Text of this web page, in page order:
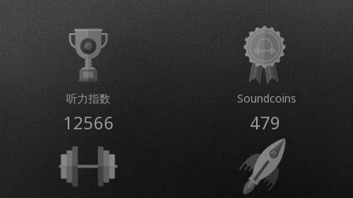
听力指数
12566
Soundcoins
479